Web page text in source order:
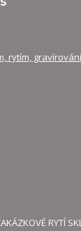
rytím,
RYTÍ